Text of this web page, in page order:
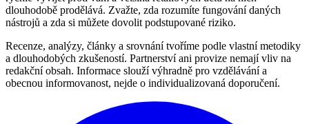
dlouhodobě prodělává. Zvažte, zda rozumíte fungování daných
nástrojů a zda si můžete dovolit podstupované riziko.
Recenze, analýzy, články a srovnání tvoříme podle vlastní metodiky
a dlouhodobých zkušeností. Partnerství ani provize nemají vliv na
redakční obsah. Informace slouží výhradně pro vzdělávání a
obecnou informovanost, nejde o individualizovaná doporučení.